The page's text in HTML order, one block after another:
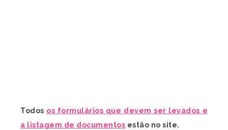
Todos os formulários que devem ser levados e
a listagem de documentos estão no site.